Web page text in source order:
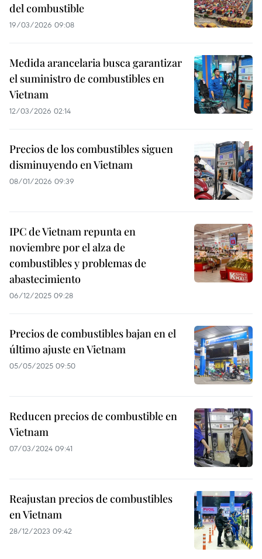
del combustible
19/03/2026 09:08
Medida arancelaria busca garantizar
el suministro de combustibles en
Vietnam
12/03/2026 02:14
Precios de los combustibles siguen
disminuyendo en Vietnam
08/01/2026 09:39
IPC de Vietnam repunta en
noviembre por el alza de
combustibles y problemas de
abastecimiento
06/12/2025 09:28
Precios de combustibles bajan en el
último ajuste en Vietnam
05/05/2025 09:50
Reducen precios de combustible en
Vietnam
07/03/2024 09:41
Reajustan precios de combustibles
en Vietnam
28/12/2023 09:42